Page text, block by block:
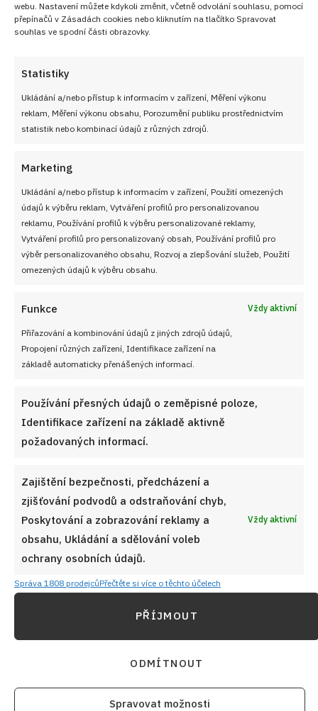
webu. Nastavení můžete kdykoli změnit, včetně odvolání souhlasu, pomocí
přepínačů v Zásadách cookies nebo kliknutím na tlačítko Spravovat
souhlas ve spodní části obrazovky.
Statistiky
Ukládání a/nebo přístup k informacím v zařízení, Měření výkonu
reklam, Měření výkonu obsahu, Porozumění publiku prostřednictvím
statistik nebo kombinací údajů z různých zdrojů.
Marketing
Ukládání a/nebo přístup k informacím v zařízení, Použití omezených
údajů k výběru reklam, Vytváření profilů pro personalizovanou
reklamu, Používání profilů k výběru personalizované reklamy,
Vytváření profilů pro personalizovaný obsah, Používání profilů pro
výběr personalizovaného obsahu, Rozvoj a zlepšování služeb, Použití
omezených údajů k výběru obsahu.
Funkce Vždy aktivní
Přiřazování a kombinování údajů z jiných zdrojů údajů,
Propojení různých zařízení, Identifikace zařízení na
základě automaticky přenášených informací.
Používání přesných údajů o zeměpisné poloze,
Identifikace zařízení na základě aktivně
požadovaných informací.
Zajištění bezpečnosti, předcházení a
zjišťování podvodů a odstraňování chyb,
Poskytování a zobrazování reklamy a
obsahu, Ukládání a sdělování voleb
ochrany osobních údajů.
Vždy aktivní
Správa 1808 prodejcůPřečtěte si více o těchto účelech
PŘÍJMOUT
ODMÍTNOUT
Spravovat možnosti
PŘEDCHOZÍ RECEPT
Nepečený cheesecake z
lotus sušenek s
mascarpone a
pečení
Těstíčka místo trojobalu –
kouzlo jednoduchosti
VYZKOUŠEJTE TAKÉ
Linecký tvarohový koláč připomene cukrářskou klasiku
v příjemně domácím provedení
6. 8. 2026